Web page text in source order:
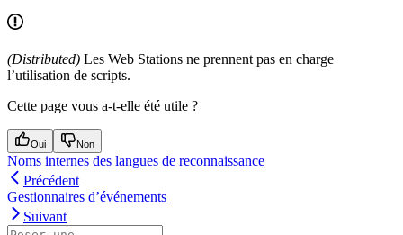
(Distributed) Les Web Stations ne prennent pas en charge
l’utilisation de scripts.
Cette page vous a-t-elle été utile ?
Oui Non
Noms internes des langues de reconnaissance
Précédent
Gestionnaires d’événements
Suivant